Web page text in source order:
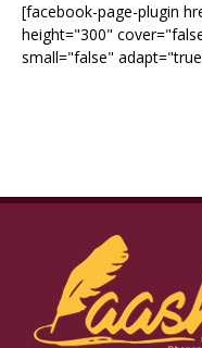
[facebook-page-plugin
height="300"
small="false"